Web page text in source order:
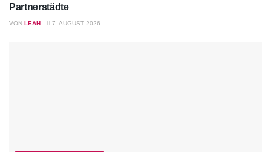
Partnerstädte
VON LEAH 7. AUGUST 2026